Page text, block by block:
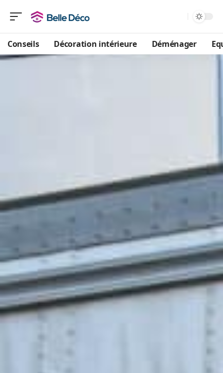
Conseils Décoration intérieure Déménager